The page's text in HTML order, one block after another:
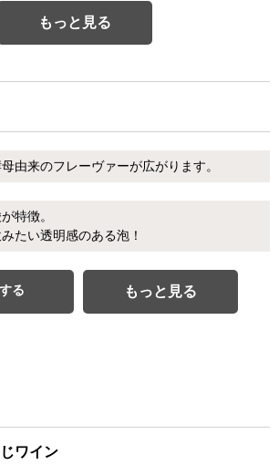
もっと見る
由来のフレーヴァーが広がります。
特徴。
たい透明感のある泡！
る もっと見る
ワイン